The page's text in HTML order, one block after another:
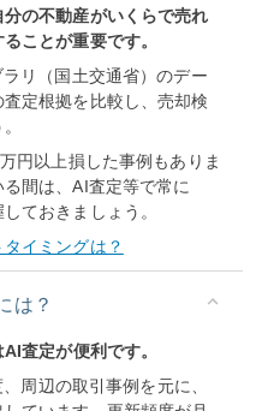
の不動産がいくらで売れ
ことが重要です。
リ（国土交通省）のデー
定根拠を比較し、売却検
円以上損した事例もありま
間は、AI査定等で常に
ておきましょう。
イミングは？
は？
査定が便利です。
周辺の取引事例を元に、